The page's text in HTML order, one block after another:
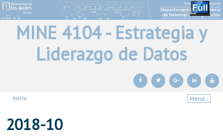
MINE 4104 - Estrategia y
Liderazgo de Datos
Inicio
Menú ↓
2018-10